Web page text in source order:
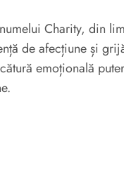
Charity, din
de afecțiune și
emoțională